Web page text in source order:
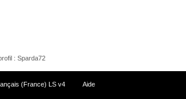
: Sparda72
(France) LS v4 Aide